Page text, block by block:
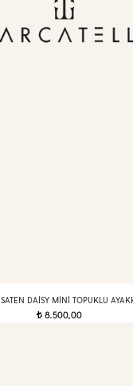
DAISY MINI TOPUKLU
t8.500,00